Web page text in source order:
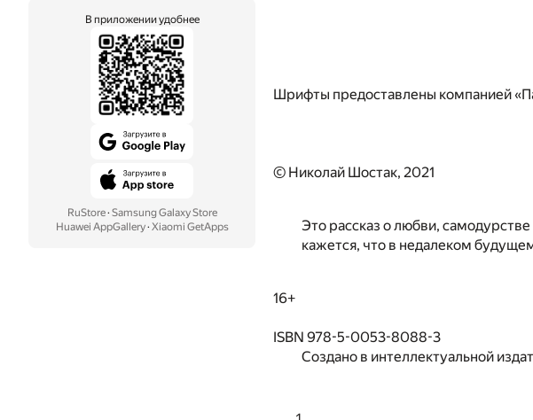
В приложении удобнее
RuStore· Samsung Galaxy Store
Huawei AppGallery· Xiaomi GetApps
Шрифты предоставлены компанией
© Николай Шостак, 2021
Это рассказ о любви,
кажется, что в недалеком
16+
ISBN 978-5-0053-8088-3
Создано в интеллектуальной